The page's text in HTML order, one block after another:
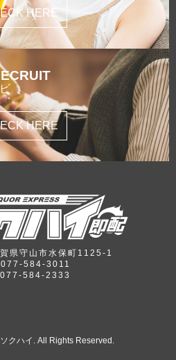
HERE
HERE
県守山市水保町1125-1
584-3011
077-584-2333
クハイ. All Rights Reserved.